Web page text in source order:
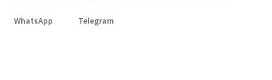
WhatsApp Telegram